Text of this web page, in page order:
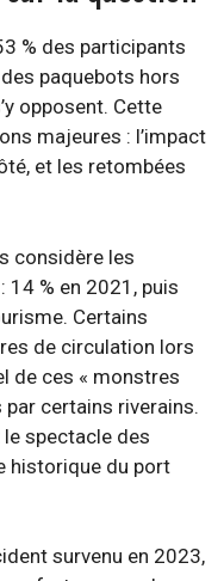
% des participants
paquebots hors
opposent. Cette
majeures : l’impact
et les retombées
considère les
14 % en 2021, puis
Certains
de circulation lors
de ces « monstres
certains riverains.
le spectacle des
historique du port
survenu en 2023,